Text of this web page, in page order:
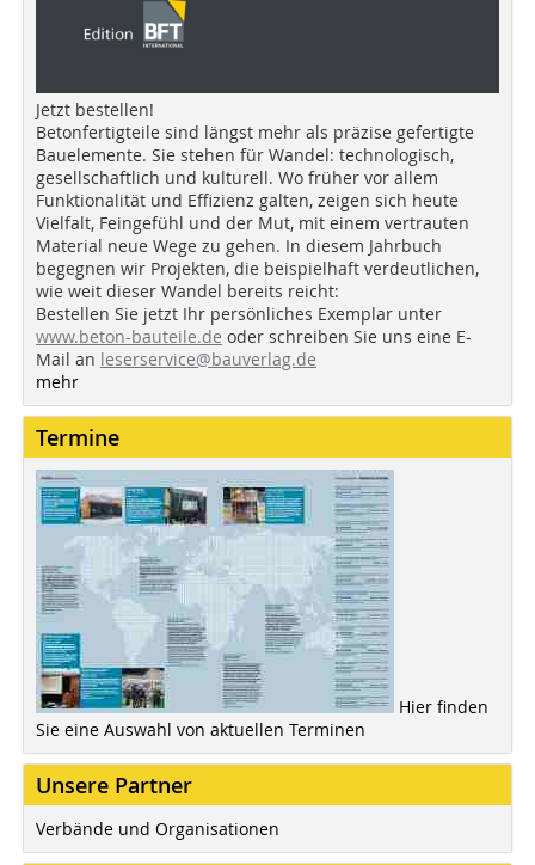
Jetzt bestellen!
Betonfertigteile sind längst mehr als präzise gefertigte
Bauelemente. Sie stehen für Wandel: technologisch,
gesellschaftlich und kulturell. Wo früher vor allem
Funktionalität und Effizienz galten, zeigen sich heute
Vielfalt, Feingefühl und der Mut, mit einem vertrauten
Material neue Wege zu gehen. In diesem Jahrbuch
begegnen wir Projekten, die beispielhaft verdeutlichen,
wie weit dieser Wandel bereits reicht:
Bestellen Sie jetzt Ihr persönliches Exemplar unter
www.beton-bauteile.de oder schreiben Sie uns eine E-
Mail an leserservice@bauverlag.de
mehr
Termine
Hier finden
Sie eine Auswahl von aktuellen Terminen
Unsere Partner
Verbände und Organisationen